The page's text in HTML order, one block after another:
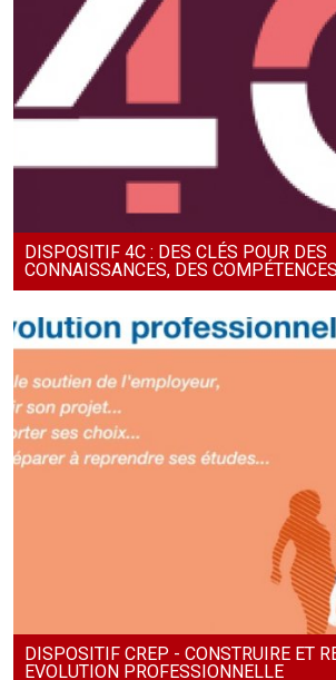
DISPOSITIF 4C : DES CLÉS POUR DES
CONNAISSANCES, DES
DISPOSITIF CREP - CONSTRUIRE ET
EVOLUTION PROFESSIONNELLE